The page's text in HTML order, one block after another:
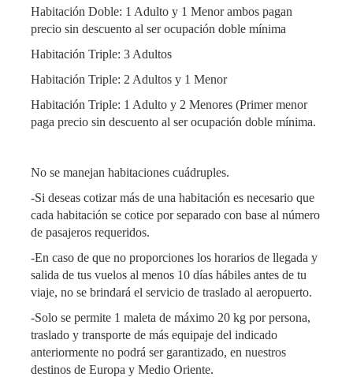
Habitación Doble: 1 Adulto y 1 Menor ambos pagan
precio sin descuento al ser ocupación doble mínima
Habitación Triple: 3 Adultos
Habitación Triple: 2 Adultos y 1 Menor
Habitación Triple: 1 Adulto y 2 Menores (Primer menor
paga precio sin descuento al ser ocupación doble mínima.
No se manejan habitaciones cuádruples.
-Si deseas cotizar más de una habitación es necesario que
cada habitación se cotice por separado con base al número
de pasajeros requeridos.
-En caso de que no proporciones los horarios de llegada y
salida de tus vuelos al menos 10 días hábiles antes de tu
viaje, no se brindará el servicio de traslado al aeropuerto.
-Solo se permite 1 maleta de máximo 20 kg por persona,
traslado y transporte de más equipaje del indicado
anteriormente no podrá ser garantizado, en nuestros
destinos de Europa y Medio Oriente.